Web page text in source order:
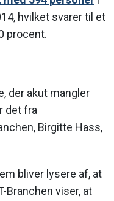
hvilket svarer til et
procent.
der akut mangler
det fra
Birgitte Hass,
bliver lysere af, at
Branchen viser, at